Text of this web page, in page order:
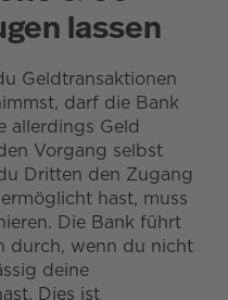
lassen
Geldtransaktionen
darf die Bank
allerdings Geld
Vorgang selbst
Dritten den Zugang
hast, muss
Die Bank führt
durch, wenn du nicht
deine
Dies ist